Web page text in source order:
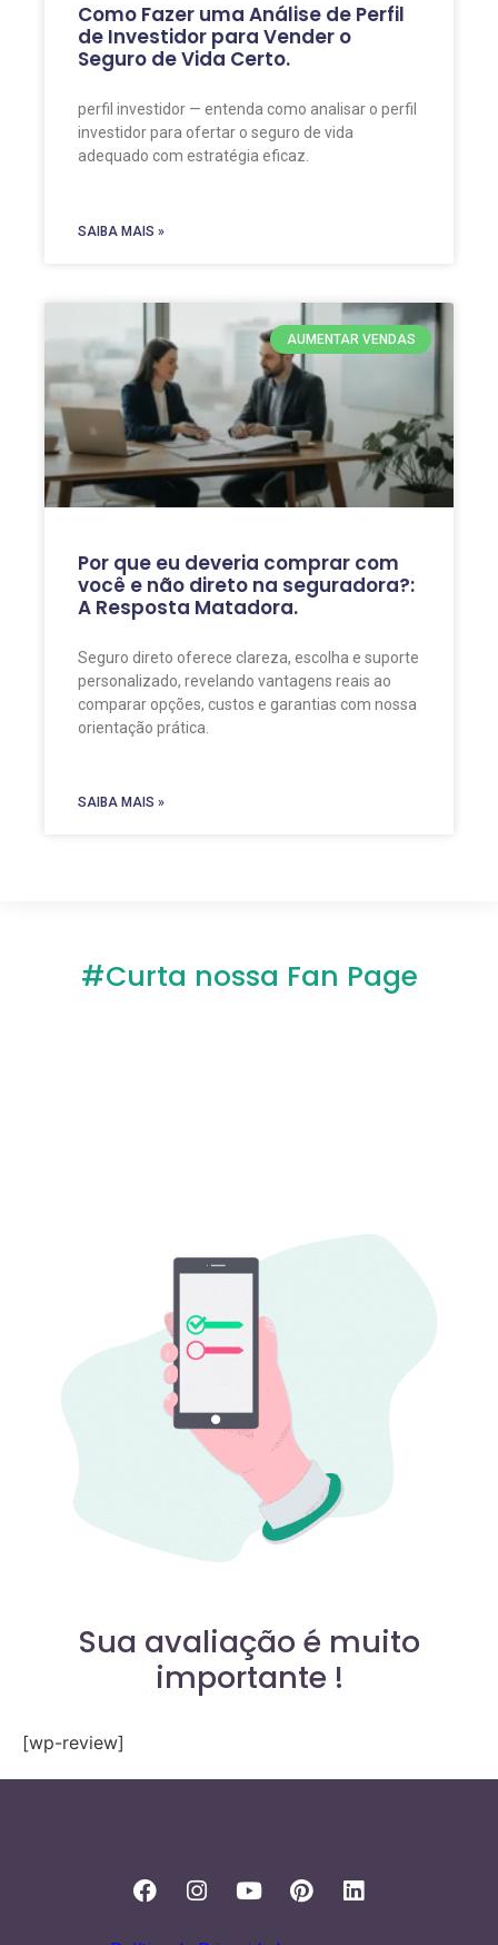
Como Fazer uma Análise de Perfil
de Investidor para Vender o
Seguro de Vida Certo.
perfil investidor — entenda como analisar o perfil
investidor para ofertar o seguro de vida
adequado com estratégia eficaz.
SAIBA MAIS »
AUMENTAR VENDAS
Por que eu deveria comprar com
você e não direto na seguradora?:
A Resposta Matadora.
Seguro direto oferece clareza, escolha e suporte
personalizado, revelando vantagens reais ao
comparar opções, custos e garantias com nossa
orientação prática.
SAIBA MAIS »
#Curta nossa Fan Page
Sua avaliação é muito
importante !
[wp-review]